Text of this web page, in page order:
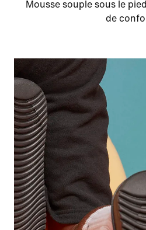
Mousse souple sous le
de